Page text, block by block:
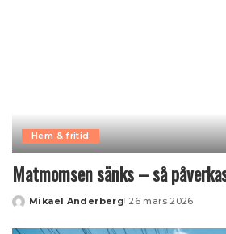
Hem & fritid
Matmomsen sänks – så
Posted
Mikael Anderberg 26 mars 2026